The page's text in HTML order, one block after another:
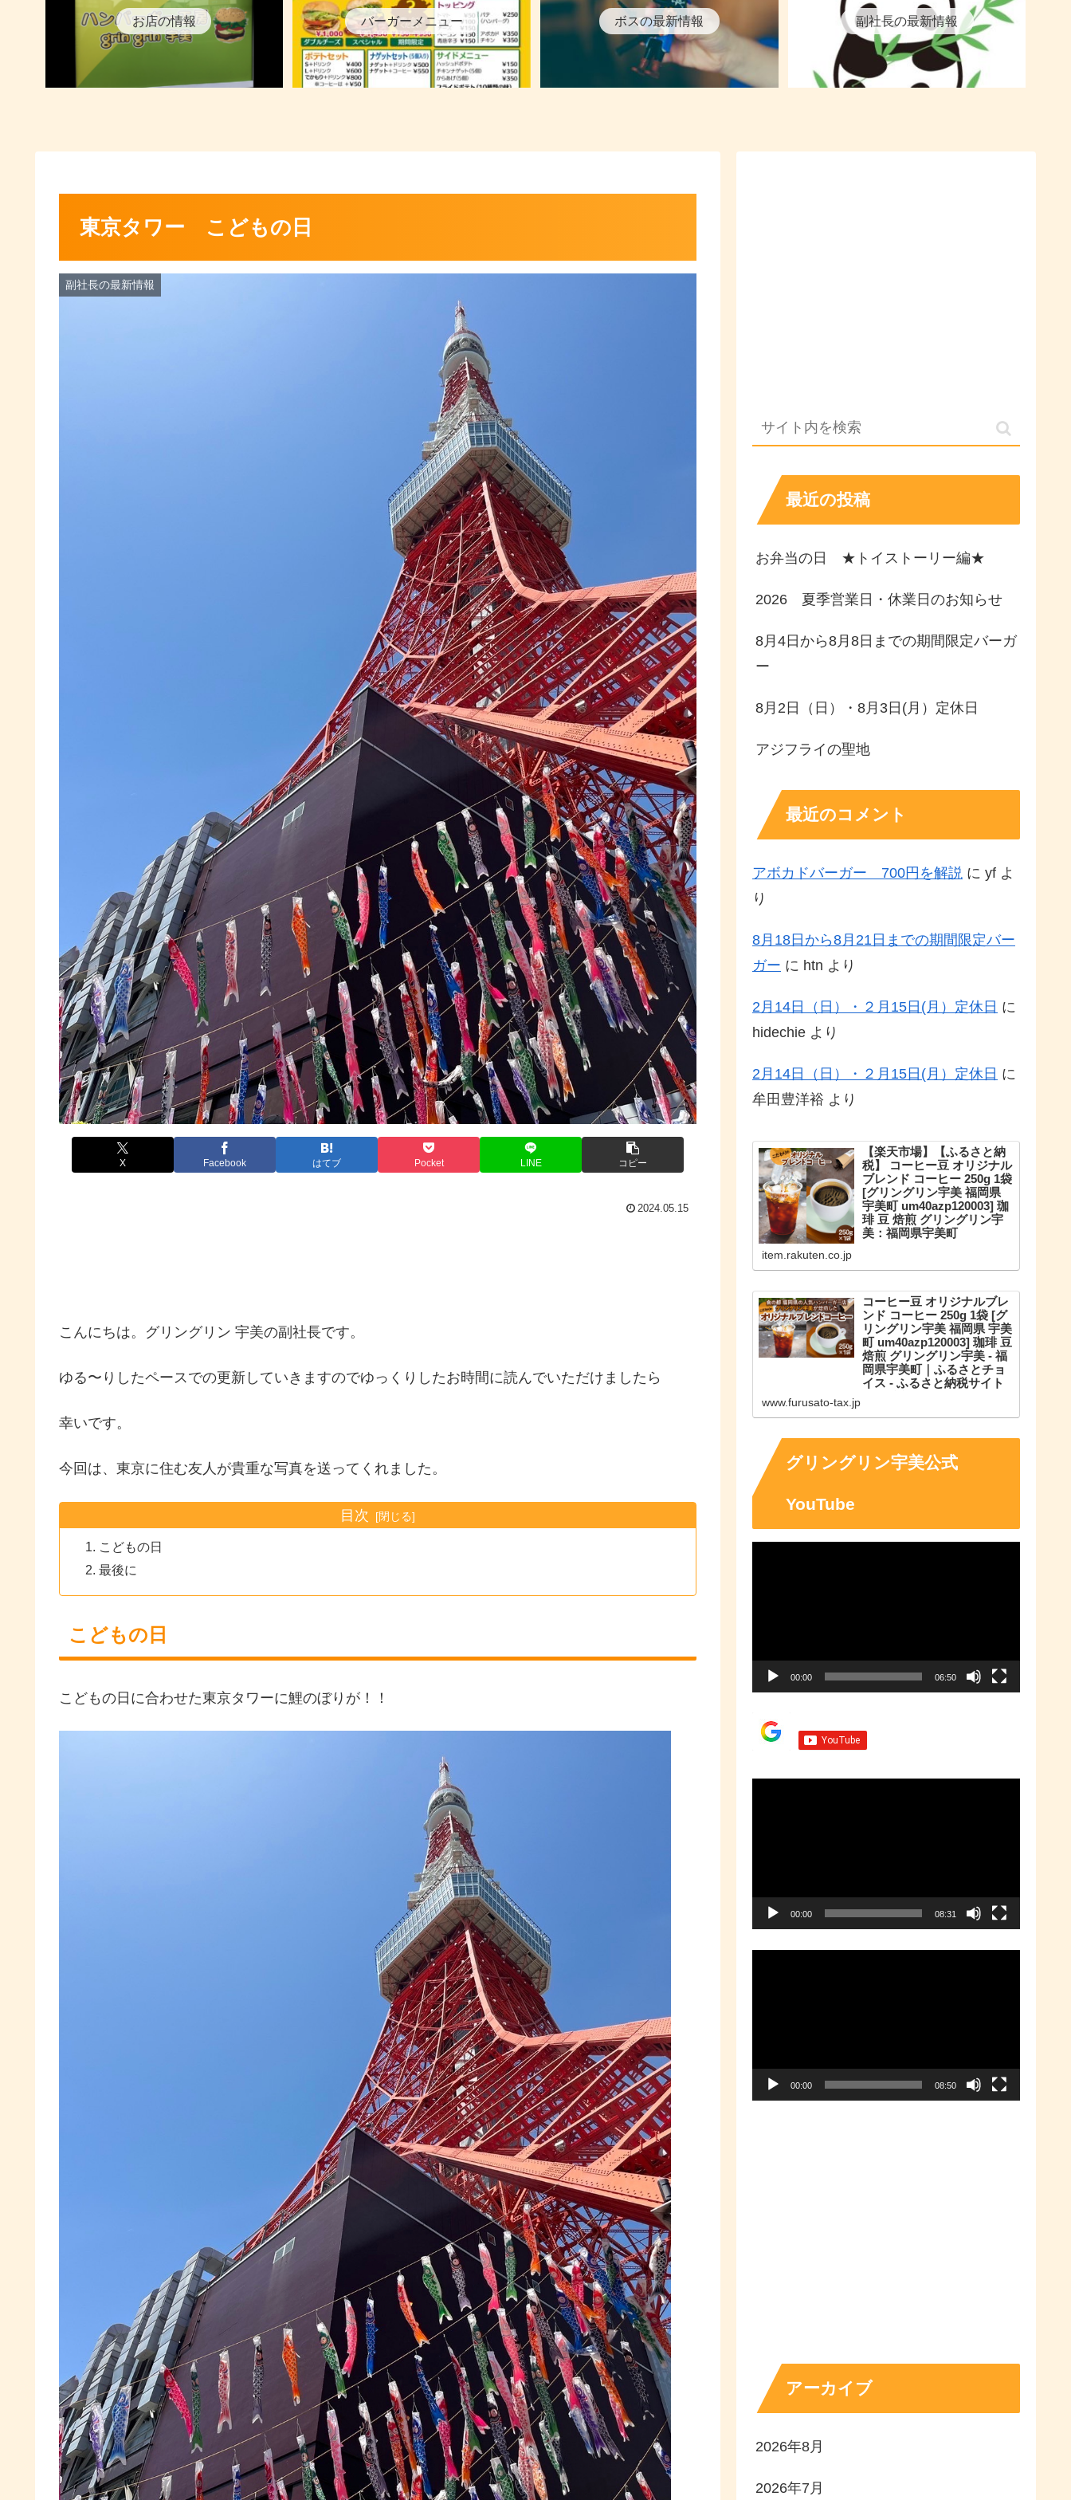
お店の情報 バーガーメニュー ボスの最新情報 副社長の最新情報
東京タワー こどもの日
副社長の最新情報
X Facebook はてブ Pocket LINE コピー
2024.05.15
こんにちは。グリングリン 宇美の副社長です。
ゆる〜りしたペースでの更新していきますのでゆっくりしたお時間に読んでいただけましたら
幸いです。
今回は、東京に住む友人が貴重な写真を送ってくれました。
目次
こどもの日
最後に
こどもの日
こどもの日に合わせた東京タワーに鯉のぼりが！！
最近の投稿
お弁当の日 ★トイストーリー編★
2026 夏季営業日・休業日のお知らせ
8月4日から8月8日までの期間限定バーガ
ー
8月2日（日）・8月3日(月）定休日
アジフライの聖地
最近のコメント
アボカドバーガー 700円を解説 に yf よ
り
8月18日から8月21日までの期間限定バー
ガー に htn より
2月14日（日）・２月15日(月）定休日 に
hidechie より
2月14日（日）・２月15日(月）定休日 に
牟田豊洋裕 より
【楽天市場】【ふるさと納
税】 コーヒー豆 オリジナル
ブレンド コーヒー 250g 1袋
[グリングリン宇美 福岡県
宇美町 um40azp120003] 珈
琲 豆 焙煎 グリングリン宇
美：福岡県宇美町
ジナルブレンド コーヒー 250g 1袋
item.rakuten.co.jp
コーヒー豆 オリジナルブレ
ンド コーヒー 250g 1袋 [グ
リングリン宇美 福岡県 宇美
町 um40azp120003] 珈琲 豆
焙煎 グリングリン宇美 - 福
岡県宇美町｜ふるさとチョ
イス - ふるさと納税サイト
満載のふるさと納税No.1サイト
の魅力を知ったうえで、あなたが
応援したい地域に簡単・便利にふ
るさと納税で寄付ができます。
www.furusato-tax.jp
グリングリン宇美公式
YouTube
00:00 06:50
00:00 08:31
00:00 08:50
アーカイブ
2026年8月
2026年7月